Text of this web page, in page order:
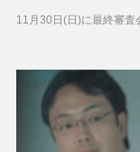
決定
11月30日(日)に最終審